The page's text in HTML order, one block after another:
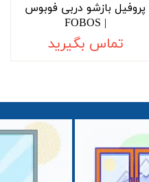
پروفیل بازشو دربی فوبوس
| FOBOS
تماس بگیرید